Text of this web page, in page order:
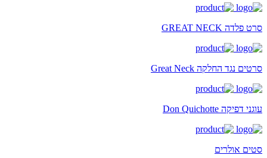
סרט פלדה GREAT NECK
סרטים נגד החלקה Great Neck
עוגני דפיקה Don Quichotte
סטים אולרים